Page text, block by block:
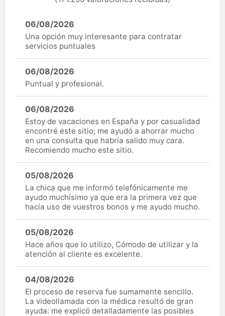
06/08/2026
Una opción muy interesante para contratar
servicios puntuales
06/08/2026
Puntual y profesional.
06/08/2026
Estoy de vacaciones en España y por casualidad
encontré este sitio; me ayudó a ahorrar mucho
en una consulta que habría salido muy cara.
Recomiendo mucho este sitio.
05/08/2026
La chica que me informó telefónicamente me
ayudo muchísimo ya que era la primera vez que
hacía uso de vuestros bonos y me ayudo mucho.
05/08/2026
Hace años que lo utilizo, Cómodo de utilizar y la
atención al cliente es excelente.
04/08/2026
El proceso de reserva fue sumamente sencillo.
La videollamada con la médica resultó de gran
ayuda: me explicó detalladamente las posibles